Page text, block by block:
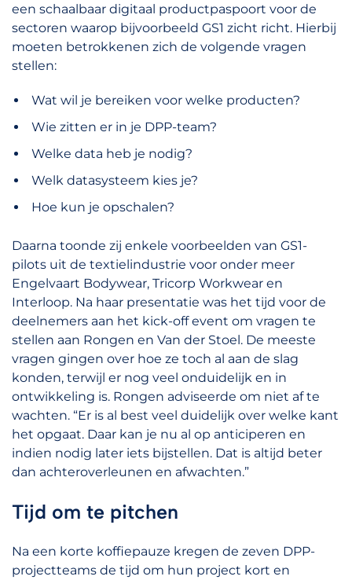
een schaalbaar digitaal productpaspoort voor de
sectoren waarop bijvoorbeeld GS1 zicht richt. Hierbij
moeten betrokkenen zich de volgende vragen
stellen:
Wat wil je bereiken voor welke producten?
Wie zitten er in je DPP-team?
Welke data heb je nodig?
Welk datasysteem kies je?
Hoe kun je opschalen?
Daarna toonde zij enkele voorbeelden van GS1-
pilots uit de textielindustrie voor onder meer
Engelvaart Bodywear, Tricorp Workwear en
Interloop. Na haar presentatie was het tijd voor de
deelnemers aan het kick-off event om vragen te
stellen aan Rongen en Van der Stoel. De meeste
vragen gingen over hoe ze toch al aan de slag
konden, terwijl er nog veel onduidelijk en in
ontwikkeling is. Rongen adviseerde om niet af te
wachten. “Er is al best veel duidelijk over welke kant
het opgaat. Daar kan je nu al op anticiperen en
indien nodig later iets bijstellen. Dat is altijd beter
dan achteroverleunen en afwachten.”
Tijd om te pitchen
Na een korte koffiepauze kregen de zeven DPP-
projectteams de tijd om hun project kort en